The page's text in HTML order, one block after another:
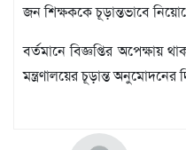
জন শিক্ষককে চূড়ান্তভাবে
বর্তমানে বিজ্ঞপ্তির অপেক্ষায়
মন্ত্রণালয়ের চূড়ান্ত অনুমোদনের